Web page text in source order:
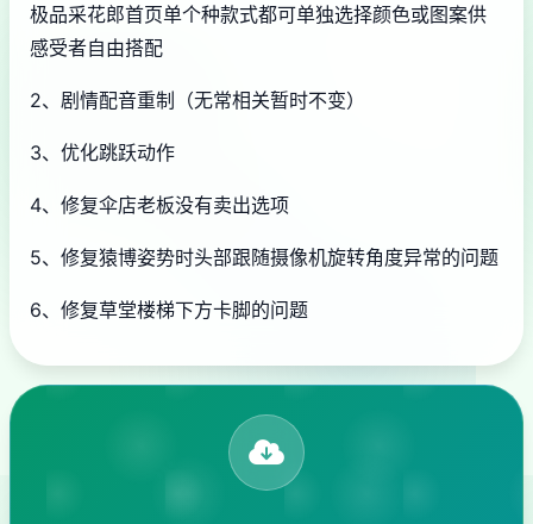
极品采花郎首页单个种款式都可单独选择颜色或图案供
感受者自由搭配
2、剧情配音重制（无常相关暂时不变）
3、优化跳跃动作
4、修复伞店老板没有卖出选项
5、修复猿博姿势时头部跟随摄像机旋转角度异常的问题
6、修复草堂楼梯下方卡脚的问题